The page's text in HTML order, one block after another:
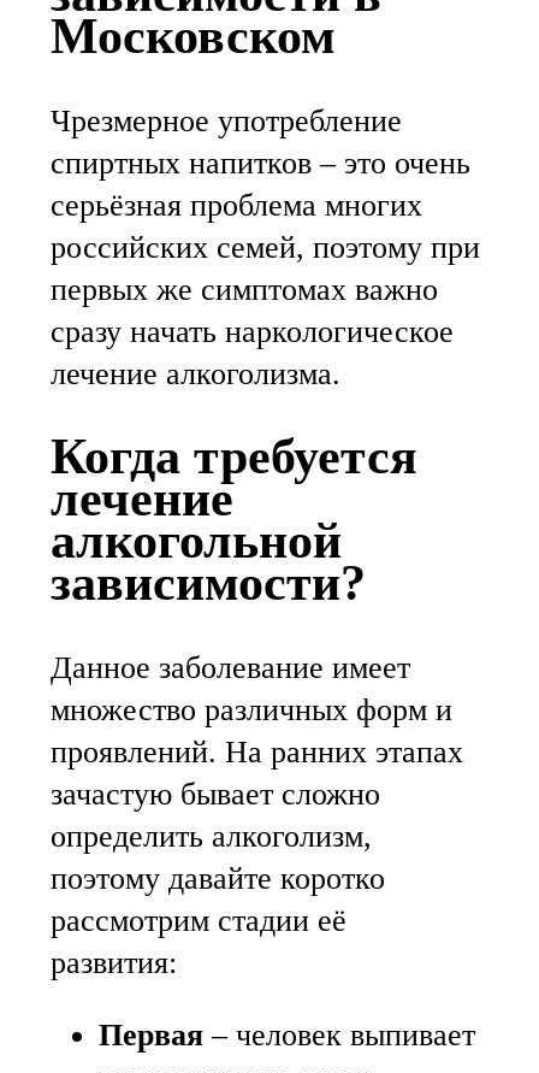
Московском
Чрезмерное употребление
спиртных напитков – это очень
серьёзная проблема многих
российских семей, поэтому при
первых же симптомах важно
сразу начать наркологическое
лечение алкоголизма.
Когда требуется
лечение
алкогольной
зависимости?
Данное заболевание имеет
множество различных форм и
проявлений. На ранних этапах
зачастую бывает сложно
определить алкоголизм,
поэтому давайте коротко
рассмотрим стадии её
развития:
Первая – человек выпивает